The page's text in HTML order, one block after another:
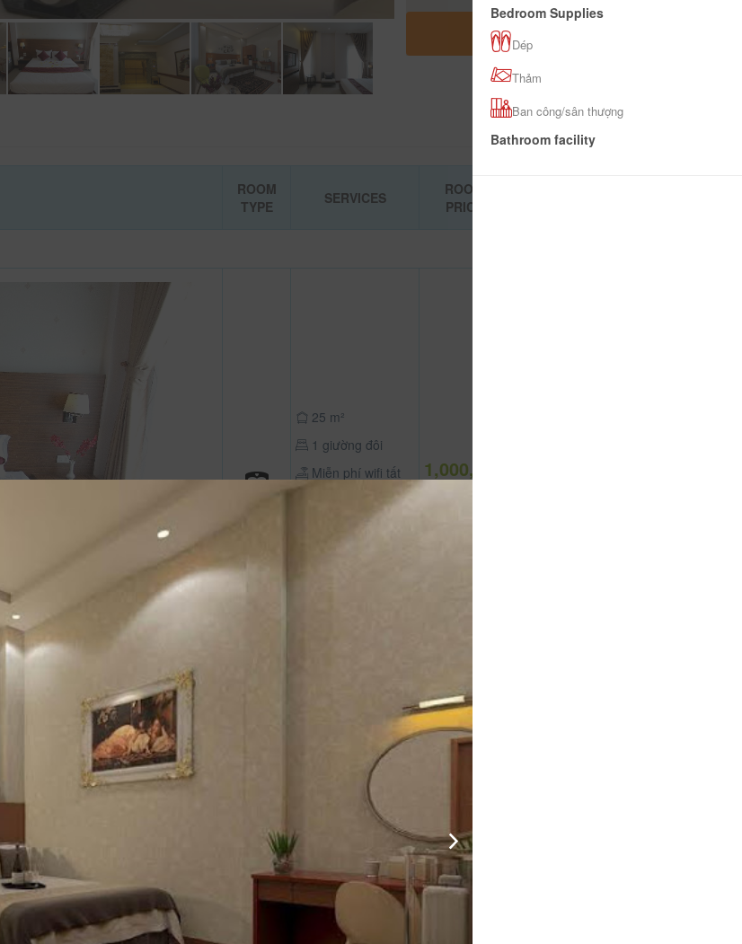
OPEN MAP
ROOM
TYPE
SERVICES
ROOM
PRICE
25 m²
1 giường đôi
Miễn phí wifi tất
cả các phòng
Truyền hình vệ
tinh/ cáp
1,000,000
28 m²
Ban công/sân
Bedroom Supplies
Dép
Thảm
Ban công/sân thượng
Bathroom facility